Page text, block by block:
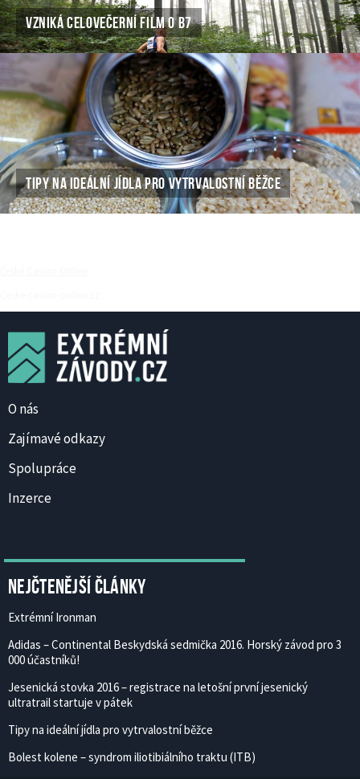
VZNIKÁ CELOVEČERNÍ FILM O B7
TIPY NA IDEÁLNÍ JÍDLA PRO VYTRVALOSTNÍ BĚŽCE
O nás
Zajímavé odkazy
Spolupráce
Inzerce
Nejčtenější články
Extrémní Ironman
Adidas – Continental Beskydská sedmička 2016. Horský závod pro 3
000 účastníků!
Jesenická stovka 2016 – registrace na letošní první jesenický
ultratrail startuje v pátek
Tipy na ideální jídla pro vytrvalostní běžce
Bolest kolene – syndrom iliotibiálního traktu (ITB)